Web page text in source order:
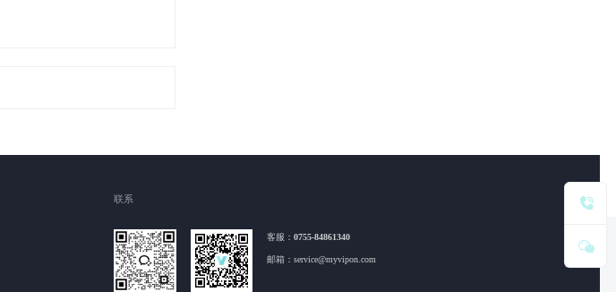
联系
客服：0755-84861340
邮箱：service@myvipon.com